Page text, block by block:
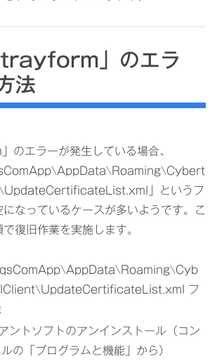
」のエラ
法
のエラーが発生している場合、
」というフ
になっているケースが多いようです。こ
復旧作業を実施します。
フ
ントソフトのアンインストール（コン
ルの「プログラムと機能」から）